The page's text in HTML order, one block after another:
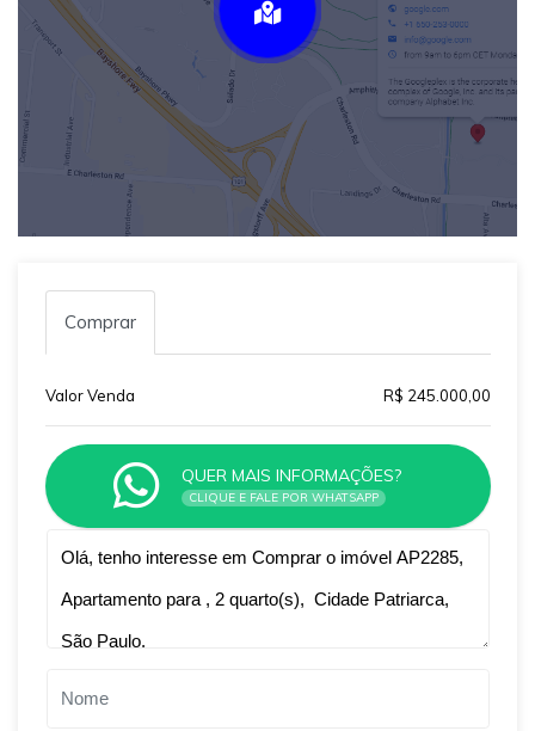
Comprar
Valor Venda R$ 245.000,00
QUER MAIS INFORMAÇÕES?
CLIQUE E FALE POR WHATSAPP